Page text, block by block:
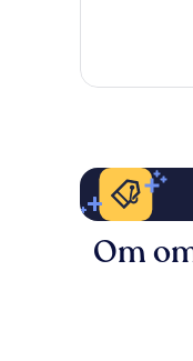
anmeldelser
Om